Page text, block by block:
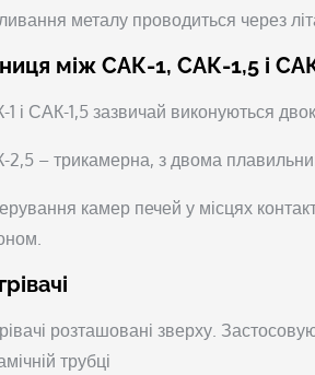
металу проводиться через
між САК-1, САК-1,5 і
1 і САК-1,5 зазвичай виконуються
2,5 – трикамерна, з двома
камер печей у місцях
розташовані зверху.
трубці